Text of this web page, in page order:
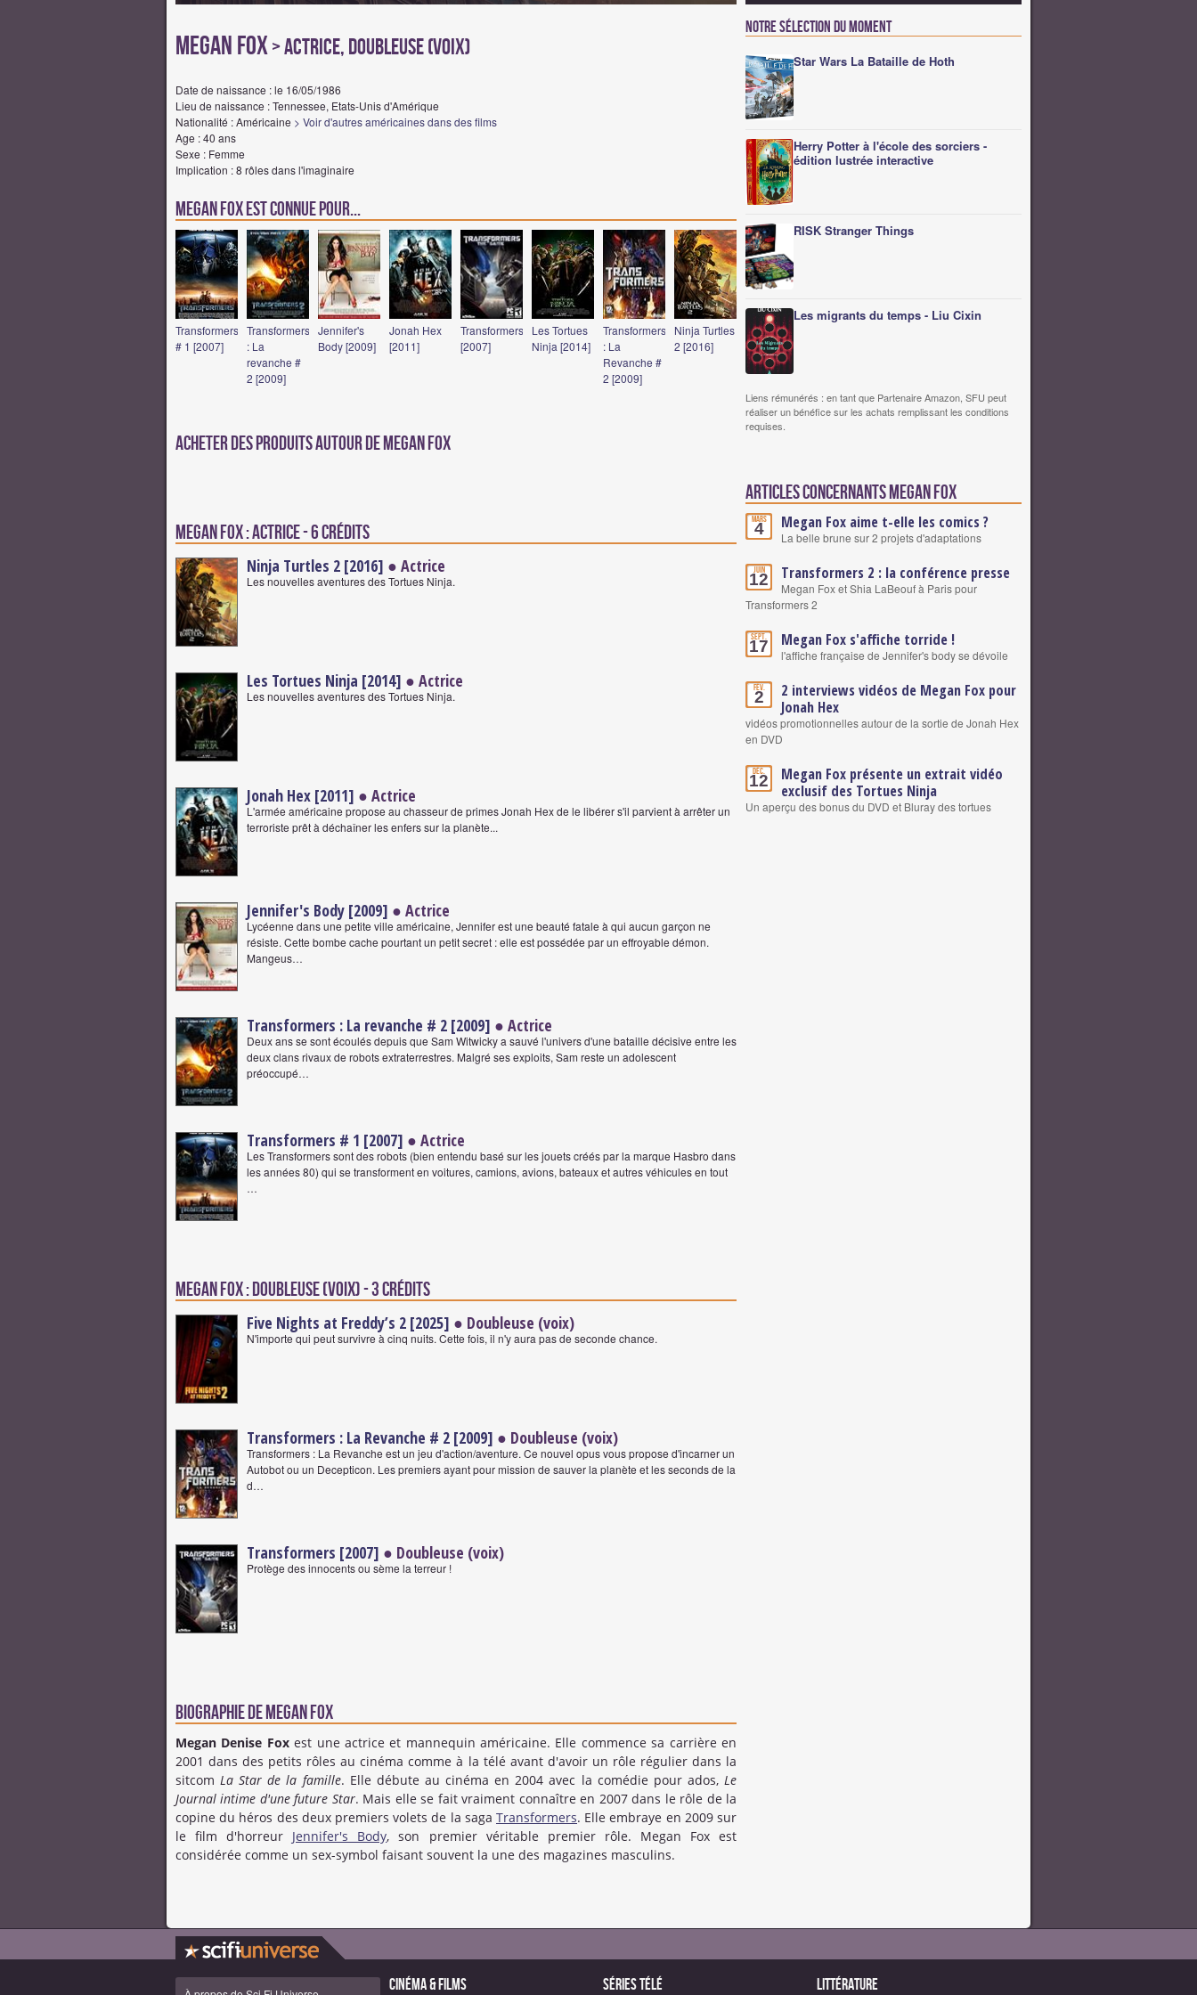
Megan Fox> Actrice, Doubleuse (voix)
Date de naissance : le 16/05/1986
Lieu de naissance : Tennessee, Etats-Unis d'Amérique
Nationalité : Américaine > Voir d'autres américaines dans des films
Age : 40 ans
Sexe : Femme
Implication : 8 rôles dans l'imaginaire
Megan Fox est connue pour...
Transformers
# 1 [2007]
Transformers
: La
revanche #
2 [2009]
Jennifer's
Body [2009]
Jonah Hex
[2011]
Transformers
[2007]
Les Tortues
Ninja [2014]
Transformers
: La
Revanche #
2 [2009]
Ninja Turtles
2 [2016]
Acheter des produits autour de Megan Fox
Megan Fox : Actrice - 6 crédits
Ninja Turtles 2 [2016] ● Actrice
Les nouvelles aventures des Tortues Ninja.
Les Tortues Ninja [2014] ● Actrice
Les nouvelles aventures des Tortues Ninja.
Jonah Hex [2011] ● Actrice
L'armée américaine propose au chasseur de primes Jonah Hex de le libérer s'il parvient à arrêter un
terroriste prêt à déchaîner les enfers sur la planète...
Jennifer's Body [2009] ● Actrice
Lycéenne dans une petite ville américaine, Jennifer est une beauté fatale à qui aucun garçon ne
résiste. Cette bombe cache pourtant un petit secret : elle est possédée par un effroyable démon.
Mangeus…
Transformers : La revanche # 2 [2009] ● Actrice
Deux ans se sont écoulés depuis que Sam Witwicky a sauvé l'univers d'une bataille décisive entre les
deux clans rivaux de robots extraterrestres. Malgré ses exploits, Sam reste un adolescent
préoccupé…
Transformers # 1 [2007] ● Actrice
Les Transformers sont des robots (bien entendu basé sur les jouets créés par la marque Hasbro dans
les années 80) qui se transforment en voitures, camions, avions, bateaux et autres véhicules en tout
…
Megan Fox : Doubleuse (voix) - 3 crédits
Five Nights at Freddy’s 2 [2025] ● Doubleuse (voix)
N'importe qui peut survivre à cinq nuits. Cette fois, il n'y aura pas de seconde chance.
Transformers : La Revanche # 2 [2009] ● Doubleuse (voix)
Transformers : La Revanche est un jeu d'action/aventure. Ce nouvel opus vous propose d'incarner un
Autobot ou un Decepticon. Les premiers ayant pour mission de sauver la planète et les seconds de la
d…
Transformers [2007] ● Doubleuse (voix)
Protège des innocents ou sème la terreur !
Biographie de Megan Fox
Megan Denise Foxest une actrice et mannequin américaine. Elle commence sa carrière en
2001 dans des petits rôles au cinéma comme à la télé avant d'avoir un rôle régulier dans la
sitcomLa Star de la famille. Elle débute au cinéma en 2004 avec la comédie pour ados,Le
Journal intime d'une future Star. Mais elle se fait vraiment connaître en 2007 dans le rôle de la
copine du héros des deux premiers volets de la saga Transformers. Elle embraye en 2009 sur
le film d'horreur Jennifer's Body, son premier véritable premier rôle. Megan Fox est
considérée comme un sex-symbol faisant souvent la une des magazines masculins.
Notre sélection du moment
Star Wars La Bataille de Hoth
Herry Potter à l'école des sorciers -
édition lustrée interactive
RISK Stranger Things
Les migrants du temps - Liu Cixin
Liens rémunérés : en tant que Partenaire Amazon, SFU peut
réaliser un bénéfice sur les achats remplissant les conditions
requises.
Articles concernants Megan Fox
Mars
4 Megan Fox aime t-elle les comics ?
La belle brune sur 2 projets d'adaptations
Juin
12 Transformers 2 : la conférence presse
Megan Fox et Shia LaBeouf à Paris pour
Transformers 2
Sept.
17 Megan Fox s'affiche torride !
l'affiche française de Jennifer's body se dévoile
Fév.
2
2 interviews vidéos de Megan Fox pour
Jonah Hex
vidéos promotionnelles autour de la sortie de Jonah Hex
en DVD
Déc.
12
Megan Fox présente un extrait vidéo
exclusif des Tortues Ninja
Un aperçu des bonus du DVD et Bluray des tortues
Cinéma & Films Séries télé Littérature